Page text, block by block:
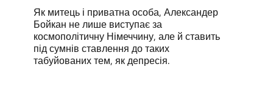
Як митець і приватна особа, Александер
Бойкан не лише виступає за
космополітичну Німеччину, але й ставить
під сумнів ставлення до таких
табуйованих тем, як депресія.